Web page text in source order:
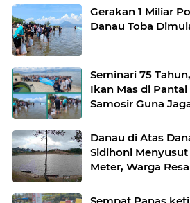
Gerakan 1 Miliar
Danau Toba
Seminari 75
Ikan Mas di
Samosir Guna
Danau di Atas
Sidihoni
Meter, Warga